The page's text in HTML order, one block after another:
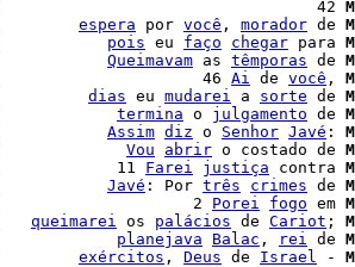
|                                 42
espera por você , morador de
pois eu faço chegar para
Queimavam as têmporas de
|                     46 Ai de você ,
dias eu mudarei a sorte de
termina o julgamento de
Assim diz o Senhor Javé :
Vou abrir o costado de
|            11 Farei justiça contra
Javé : Por três crimes de
|                    2 Porei fogo em
queimarei os palácios de Cariot ;
planejava Balac , rei de
exércitos , Deus de Israel -